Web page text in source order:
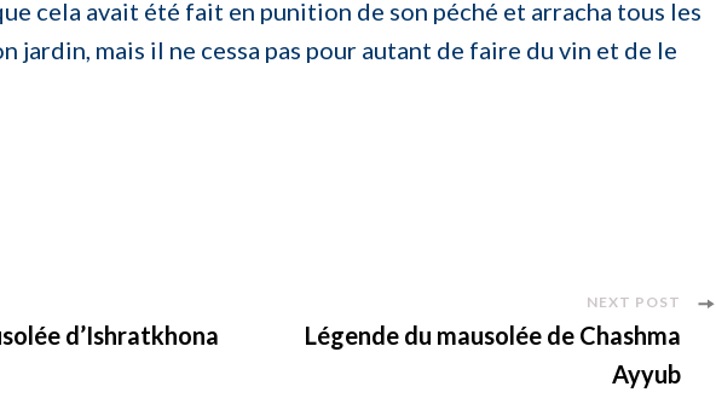
cela avait été fait en punition de son péché et arracha tous les
jardin, mais il ne cessa pas pour autant de faire du vin et de le
d’Ishratkhona
NEXT POST
Légende du mausolée de Chashma
Ayyub